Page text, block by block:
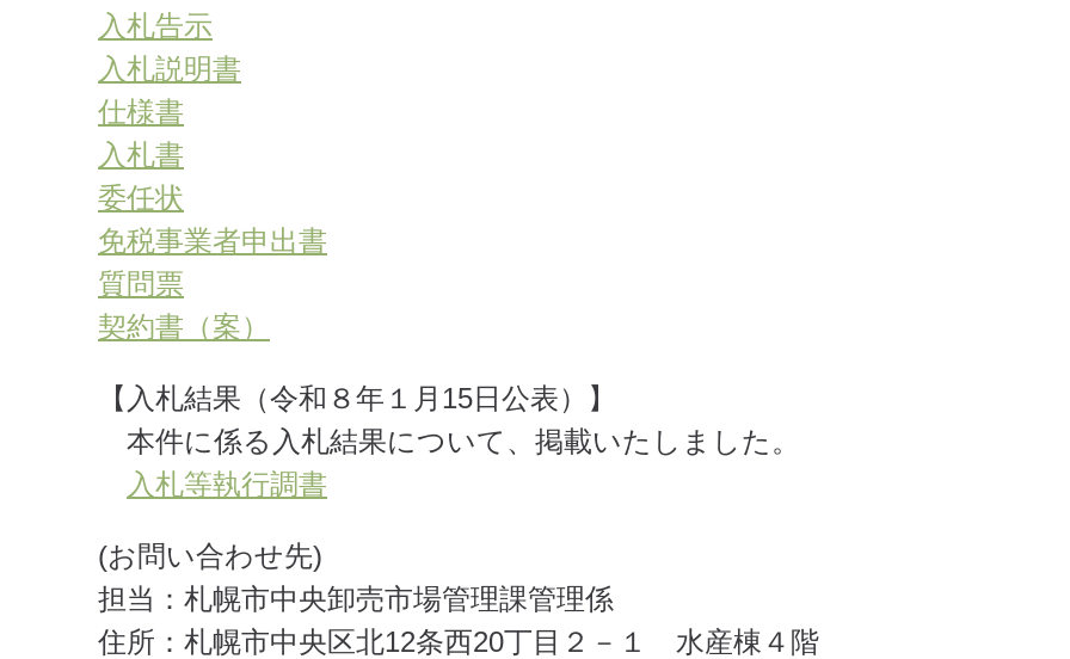
入札告示
入札説明書
仕様書
入札書
委任状
免税事業者申出書
質問票
契約書（案）
【入札結果（令和８年１月15日公表）】
本件に係る入札結果について、掲載いたしました。
入札等執行調書
(お問い合わせ先)
担当：札幌市中央卸売市場管理課管理係
住所：札幌市中央区北12条西20丁目２－１ 水産棟４階